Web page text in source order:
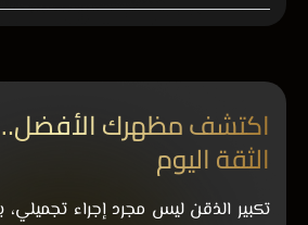
اكتشف مظهرك الأفضل…
الثقة اليوم
تكبير الذقن ليس مجرد إجراء